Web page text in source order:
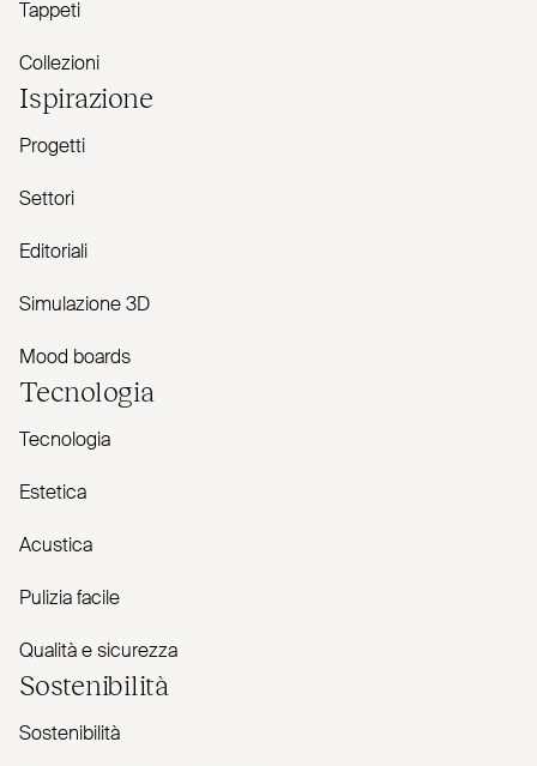
Tappeti
Collezioni
Ispirazione
Progetti
Settori
Editoriali
Simulazione 3D
Mood boards
Tecnologia
Tecnologia
Estetica
Acustica
Pulizia facile
Qualità e sicurezza
Sostenibilità
Sostenibilità